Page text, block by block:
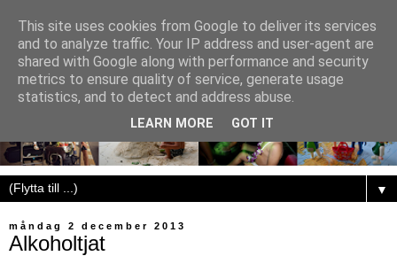
▼
måndag 2 december 2013
Alkoholtjat
This site uses cookies from Google to deliver its services
and to analyze traffic. Your IP address and user-agent are
shared with Google along with performance and security
metrics to ensure quality of service, generate usage
statistics, and to detect and address abuse.
LEARN MORE GOT IT